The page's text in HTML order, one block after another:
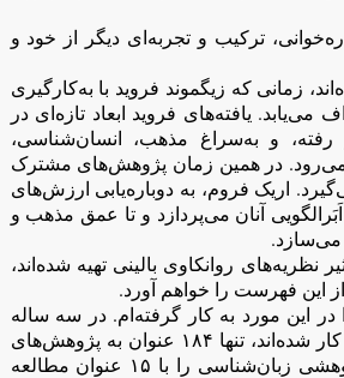
ترکیب و تجربه‌ای دیگر از خود و
زمانی که زیگموند فروید با به‌کارگیری
می‌یابد. یافته‌های فروید ابعاد تازه‌ای در
رفته، و به‌سراغ مذهب، انسان‌شناسی،
می‌رود. در همین زمان پژوهش‌های مشترک
اریک فروم، به دوباره‌یابی ارزش‌های
آنان می‌پردازد و تا عمق مذهب و
می‌سازد.
روانکاوی بالینی تهیه شده‌اند،
این فهرست را خواهم آورد.
این مورد به کار گرفته‌ام. در سه ساله
گذشته از ۳۹۵۴ عنوان پژوهش که برپایه نظریه روانکاوی بالینی کار شده‌اند، تنها ۱۸۴ عنوان به پژوهش‌های
بالینی مربوط است. از میان میدان‌های گوناگون، تنها میدان پژوهشی زبان‌شناسی را با ۱۵ عنوان مطالعه